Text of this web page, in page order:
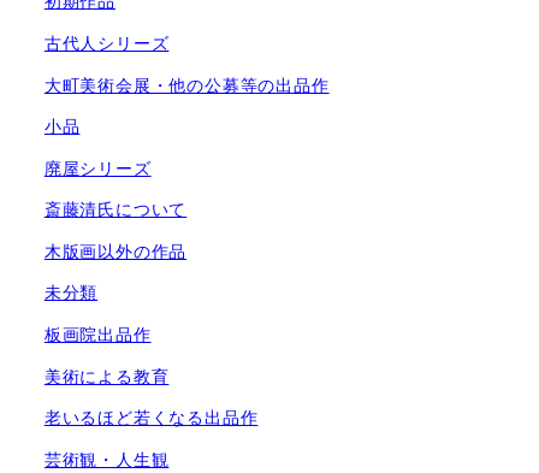
古代人シリーズ
大町美術会展・他の公募等の出品作
小品
廃屋シリーズ
斎藤清氏について
木版画以外の作品
未分類
板画院出品作
美術による教育
老いるほど若くなる出品作
芸術観・人生観